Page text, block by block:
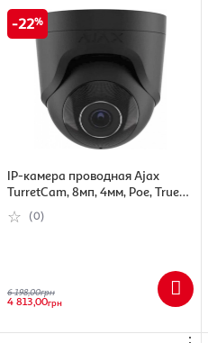
22
IP-камера проводная Ajax
TurretCam, 8мп, 4мм, Poe, True
WDR, IP 65, ИК 35м, аудио, угол
обзора 75°до 85°, купольная,
(0)
6 198,00грн
4 813,00грн